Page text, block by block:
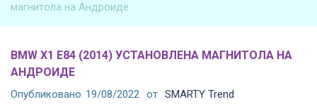
магнитола на Андроиде
BMW X1 E84 (2014) УСТАНОВЛЕНА МАГНИТОЛА НА
АНДРОИДЕ
Опубликовано 19/08/2022 от SMARTY Trend